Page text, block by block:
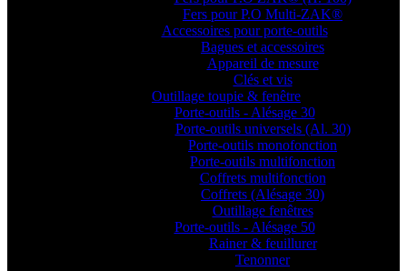
Fers pour P.O Multi-ZAK®
Accessoires pour porte-outils
Bagues et accessoires
Appareil de mesure
Clés et vis
Outillage toupie & fenêtre
Porte-outils - Alésage 30
Porte-outils universels (Al. 30)
Porte-outils monofonction
Porte-outils multifonction
Coffrets multifonction
Coffrets (Alésage 30)
Outillage fenêtres
Porte-outils - Alésage 50
Rainer & feuillurer
Tenonner